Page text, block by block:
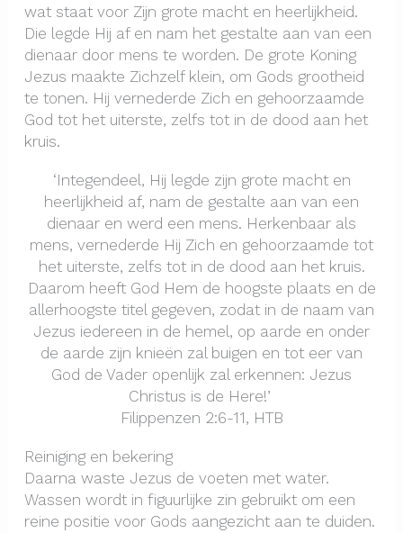
wat staat voor Zijn grote macht en heerlijkheid.
Die legde Hij af en nam het gestalte aan van een
dienaar door mens te worden. De grote Koning
Jezus maakte Zichzelf klein, om Gods grootheid
te tonen. Hij vernederde Zich en gehoorzaamde
God tot het uiterste, zelfs tot in de dood aan het
kruis.
‘Integendeel, Hij legde zijn grote macht en
heerlijkheid af, nam de gestalte aan van een
dienaar en werd een mens. Herkenbaar als
mens, vernederde Hij Zich en gehoorzaamde tot
het uiterste, zelfs tot in de dood aan het kruis.
Daarom heeft God Hem de hoogste plaats en de
allerhoogste titel gegeven, zodat in de naam van
Jezus iedereen in de hemel, op aarde en onder
de aarde zijn knieën zal buigen en tot eer van
God de Vader openlijk zal erkennen: Jezus
Christus is de Here!’
Filippenzen 2:6-11, HTB
Reiniging en bekering
Daarna waste Jezus de voeten met water.
Wassen wordt in figuurlijke zin gebruikt om een
reine positie voor Gods aangezicht aan te duiden.